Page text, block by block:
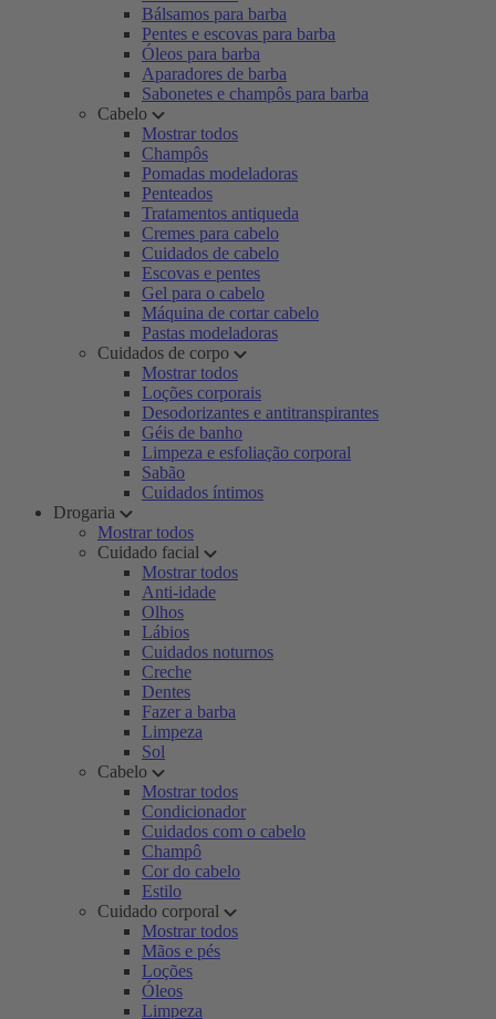
Bálsamos para barba
Pentes e escovas para barba
Óleos para barba
Aparadores de barba
Sabonetes e champôs para barba
Cabelo
Mostrar todos
Champôs
Pomadas modeladoras
Penteados
Tratamentos antiqueda
Cremes para cabelo
Cuidados de cabelo
Escovas e pentes
Gel para o cabelo
Máquina de cortar cabelo
Pastas modeladoras
Cuidados de corpo
Mostrar todos
Loções corporais
Desodorizantes e antitranspirantes
Géis de banho
Limpeza e esfoliação corporal
Sabão
Cuidados íntimos
Drogaria
Mostrar todos
Cuidado facial
Mostrar todos
Anti-idade
Olhos
Lábios
Cuidados noturnos
Creche
Dentes
Fazer a barba
Limpeza
Sol
Cabelo
Mostrar todos
Condicionador
Cuidados com o cabelo
Champô
Cor do cabelo
Estilo
Cuidado corporal
Mostrar todos
Mãos e pés
Loções
Óleos
Limpeza